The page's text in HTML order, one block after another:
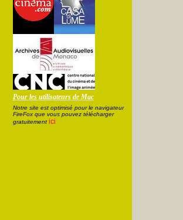
Pour les utilisateurs de Mac
Notre site est optimisé pour le navigateur
FireFox que vous pouvez télécharger
gratuitement ici